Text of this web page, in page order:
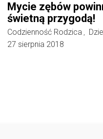
Mycie zębów
świetną przygodą!
Codzienność Rodzica ,
27 sierpnia 2018